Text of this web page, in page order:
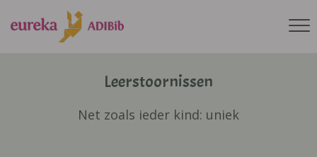
Leerstoornissen
Net zoals ieder kind: uniek